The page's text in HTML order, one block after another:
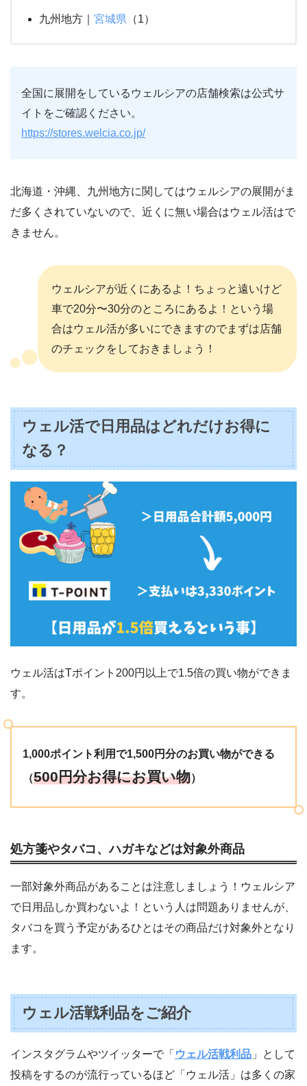
九州地方｜ 宮城県 （1）
全国に展開をしているウェルシアの店舗検索は公式サ
イトをご確認ください。
https://stores.welcia.co.jp/
北海道・沖縄、九州地方に関してはウェルシアの展開がま
だ多くされていないので、近くに無い場合はウェル活はで
きません。
ウェルシアが近くにあるよ！ちょっと遠いけど
車で20分〜30分のところにあるよ！という場
合はウェル活が多いにできますのでまずは店舗
のチェックをしておきましょう！
ウェル活で日用品はどれだけお得に
なる？
ウェル活はTポイント200円以上で1.5倍の買い物ができま
す。
1,000ポイント利用で1,500円分のお買い物ができる
（500円分お得にお買い物）
処方箋やタバコ、ハガキなどは対象外商品
一部対象外商品があることは注意しましょう！ウェルシア
で日用品しか買わないよ！という人は問題ありませんが、
タバコを買う予定があるひとはその商品だけ対象外となり
ます。
ウェル活戦利品をご紹介
インスタグラムやツイッターで「 ウェル活戦利品 」として
投稿をするのが流行っているほど「ウェル活」は多くの家